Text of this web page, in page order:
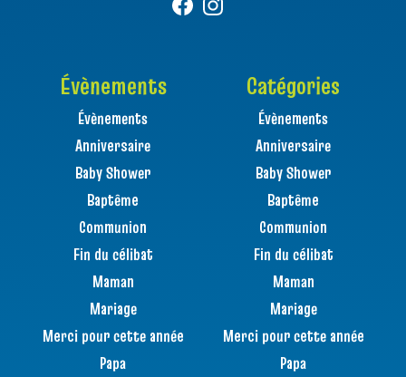
Évènements
Évènements
Anniversaire
Baby Shower
Baptême
Communion
Fin du célibat
Maman
Mariage
Merci pour cette année
Papa
Catégories
Évènements
Anniversaire
Baby Shower
Baptême
Communion
Fin du célibat
Maman
Mariage
Merci pour cette année
Papa